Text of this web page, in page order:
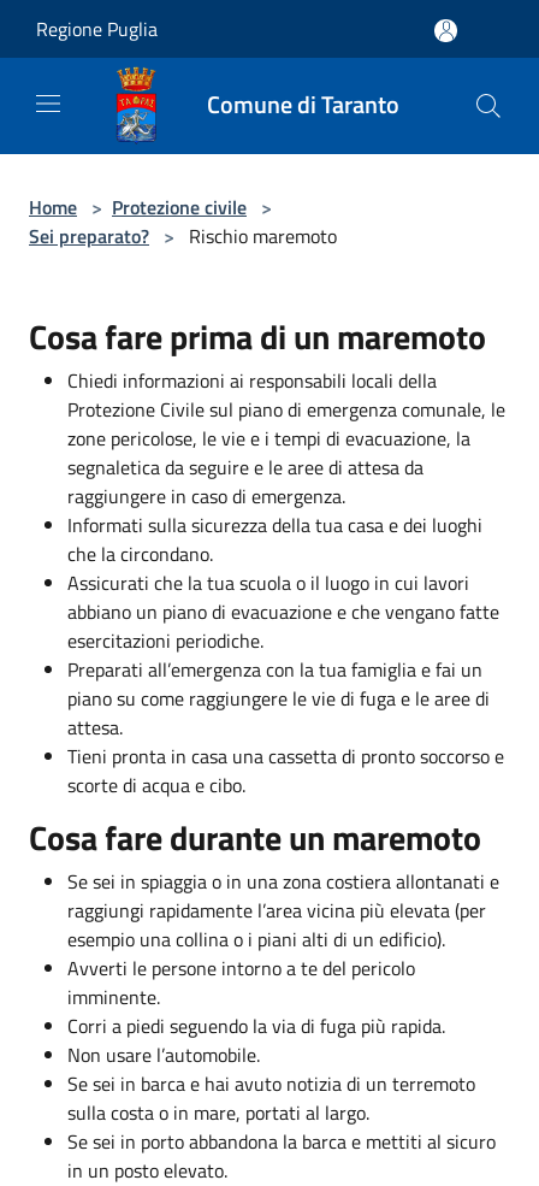
Regione Puglia
Comune di Taranto
Home > Protezione civile >
Sei preparato? > Rischio maremoto
Cosa fare prima di un maremoto
Chiedi informazioni ai responsabili locali della
Protezione Civile sul piano di emergenza comunale, le
zone pericolose, le vie e i tempi di evacuazione, la
segnaletica da seguire e le aree di attesa da
raggiungere in caso di emergenza.
Informati sulla sicurezza della tua casa e dei luoghi
che la circondano.
Assicurati che la tua scuola o il luogo in cui lavori
abbiano un piano di evacuazione e che vengano fatte
esercitazioni periodiche.
Preparati all’emergenza con la tua famiglia e fai un
piano su come raggiungere le vie di fuga e le aree di
attesa.
Tieni pronta in casa una cassetta di pronto soccorso e
scorte di acqua e cibo.
Cosa fare durante un maremoto
Se sei in spiaggia o in una zona costiera allontanati e
raggiungi rapidamente l’area vicina più elevata (per
esempio una collina o i piani alti di un edificio).
Avverti le persone intorno a te del pericolo
imminente.
Corri a piedi seguendo la via di fuga più rapida.
Non usare l’automobile.
Se sei in barca e hai avuto notizia di un terremoto
sulla costa o in mare, portati al largo.
Se sei in porto abbandona la barca e mettiti al sicuro
in un posto elevato.